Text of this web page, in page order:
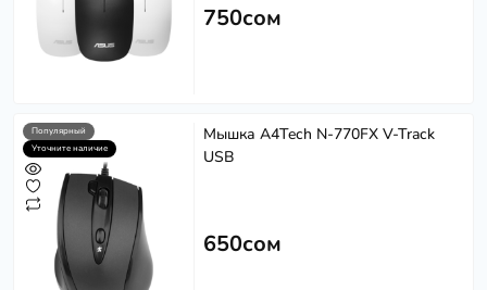
750сом
Популярный
Уточните наличие
Мышка A4Tech N-770FX V-Track
USB
650сом